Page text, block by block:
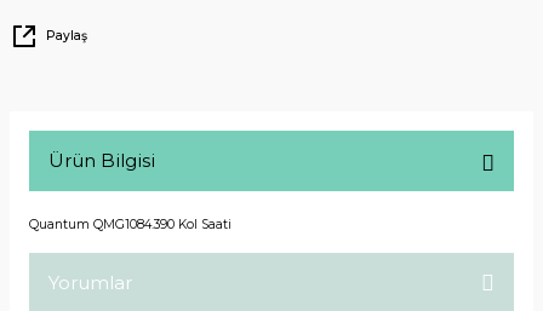
Paylaş
Ürün Bilgisi
Quantum QMG1084.390 Kol Saati
Yorumlar